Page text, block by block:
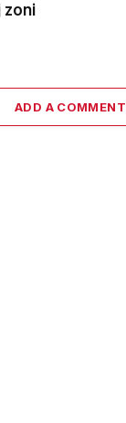
zoni
ADD A COMMENT